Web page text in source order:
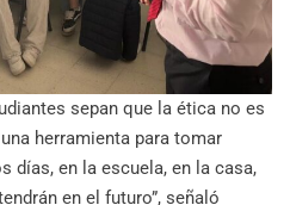
sepan que la ética no es
herramienta para tomar
días, en la escuela, en la casa,
en el futuro”, señaló